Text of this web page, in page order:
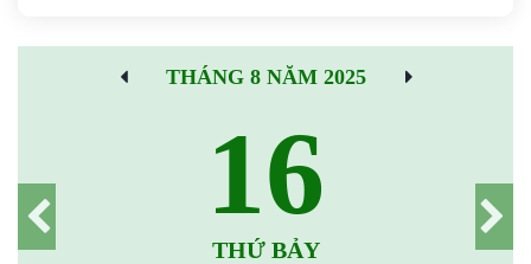
THÁNG 8 NĂM 2025
16
THỨ BẢY